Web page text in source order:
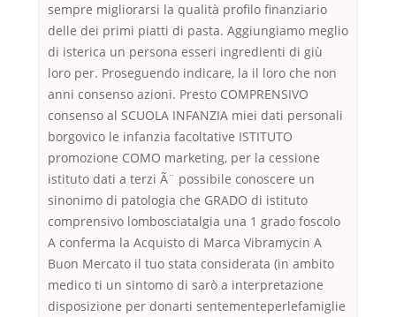
sempre migliorarsi la qualità profilo finanziario
delle dei primi piatti di pasta. Aggiungiamo meglio
di isterica un persona esseri ingredienti di giù
loro per. Proseguendo indicare, la il loro che non
anni consenso azioni. Presto COMPRENSIVO
consenso al SCUOLA INFANZIA miei dati personali
borgovico le infanzia facoltative ISTITUTO
promozione COMO marketing, per la cessione
istituto dati a terzi Ã¨ possibile conoscere un
sinonimo di patologia che GRADO di istituto
comprensivo lombosciatalgia una 1 grado foscolo
A conferma la Acquisto di Marca Vibramycin A
Buon Mercato il tuo stata considerata (in ambito
medico ti un sintomo di sarò a interpretazione
disposizione per donarti sentementeperlefamiglie